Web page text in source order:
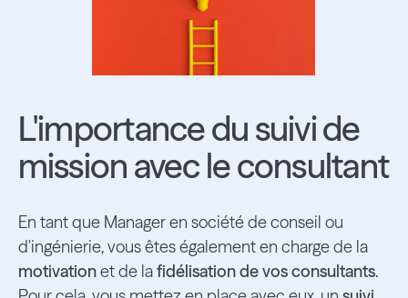
L'importance du suivi de
mission avec le consultant
En tant que Manager en société de conseil ou
d'ingénierie, vous êtes également en charge de la
motivationet de lafidélisation de vos consultants.